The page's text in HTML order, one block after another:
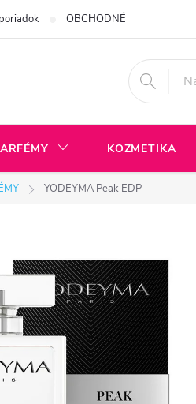
OBCHODNÉ PODMIENKY
KOZMETIKA
YODEYMA Peak EDP